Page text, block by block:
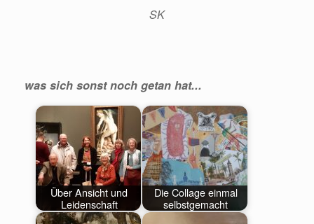
SK
was sich sonst noch getan hat...
Über Ansicht und
Leidenschaft
Die Collage einmal
selbstgemacht